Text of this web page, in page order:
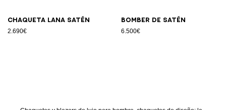
Chaqueta lana satén
2.690€
Bomber de satén
6.500€